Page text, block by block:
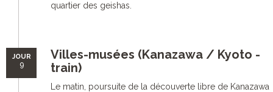
quartier des geishas.
JOUR
9
Villes-musées (Kanazawa / Kyoto -
train)
Le matin, poursuite de la découverte libre de Kanazawa